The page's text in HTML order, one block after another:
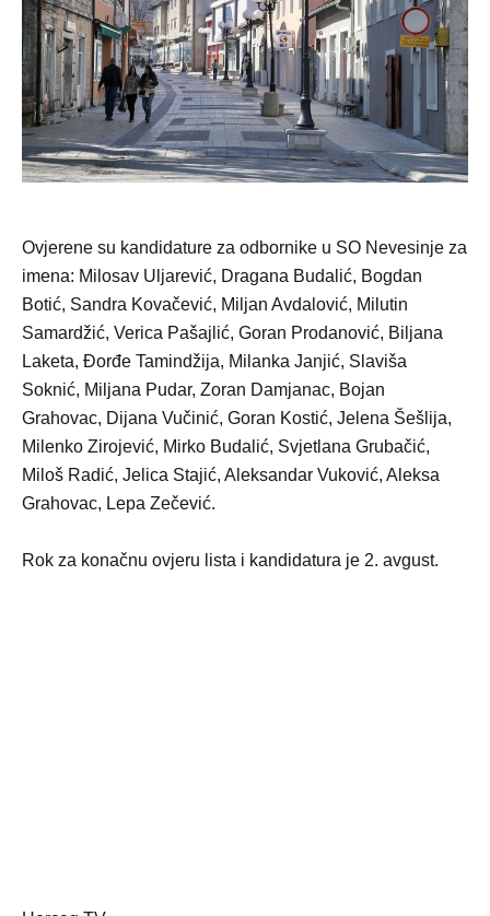
Ovjerene su kandidature za odbornike u SO Nevesinje za
imena: Milosav Uljarević, Dragana Budalić, Bogdan
Botić, Sandra Kovačević, Miljan Avdalović, Milutin
Samardžić, Verica Pašajlić, Goran Prodanović, Biljana
Laketa, Đorđe Tamindžija, Milanka Janjić, Slaviša
Soknić, Miljana Pudar, Zoran Damjanac, Bojan
Grahovac, Dijana Vučinić, Goran Kostić, Jelena Šešlija,
Milenko Zirojević, Mirko Budalić, Svjetlana Grubačić,
Miloš Radić, Jelica Stajić, Aleksandar Vuković, Aleksa
Grahovac, Lepa Zečević.
Rok za konačnu ovjeru lista i kandidatura je 2. avgust.